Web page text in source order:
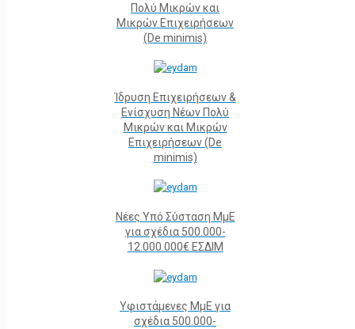
Πολύ Μικρών και
Μικρών Επιχειρήσεων
(De minimis)
Ίδρυση Επιχειρήσεων &
Ενίσχυση Νέων Πολύ
Μικρών και Μικρών
Επιχειρήσεων (De
minimis)
Νέες Υπό Σύσταση ΜμΕ
για σχέδια 500.000-
12.000.000€ ΕΣΔΙΜ
Υφιστάμενες ΜμΕ για
σχέδια 500.000-